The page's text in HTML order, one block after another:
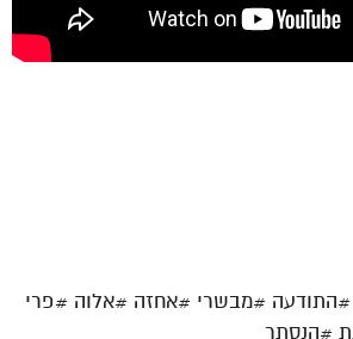
#מבשרי #אחזה #אלוה #פרי
#הנסתר